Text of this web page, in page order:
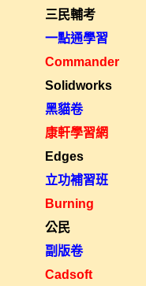
三民輔考
一點通學習
Commander
Solidworks
黑貓卷
康軒學習網
Edges
立功補習班
Burning
公民
副版卷
Cadsoft